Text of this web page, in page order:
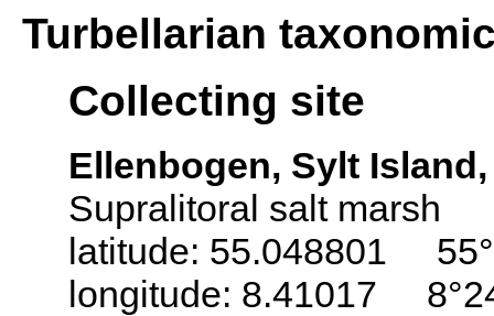
Turbellarian
Collecting site
Ellenbogen, Sylt
Supralitoral salt marsh
latitude: 55.048801
longitude: 8.41017